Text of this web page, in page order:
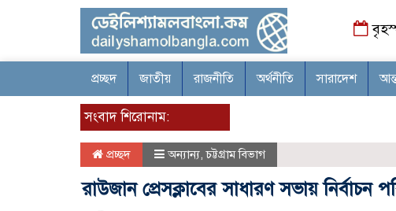
প্রচ্ছদ জাতীয় রাজনীতি অর্থনীতি সারাদেশ
সংবাদ শিরোনাম:
প্রচ্ছদ অন্যান্য,চট্টগ্রাম বিভাগ
রাউজান প্রেসক্লাবের সাধারণ সভায় নির্বাচন